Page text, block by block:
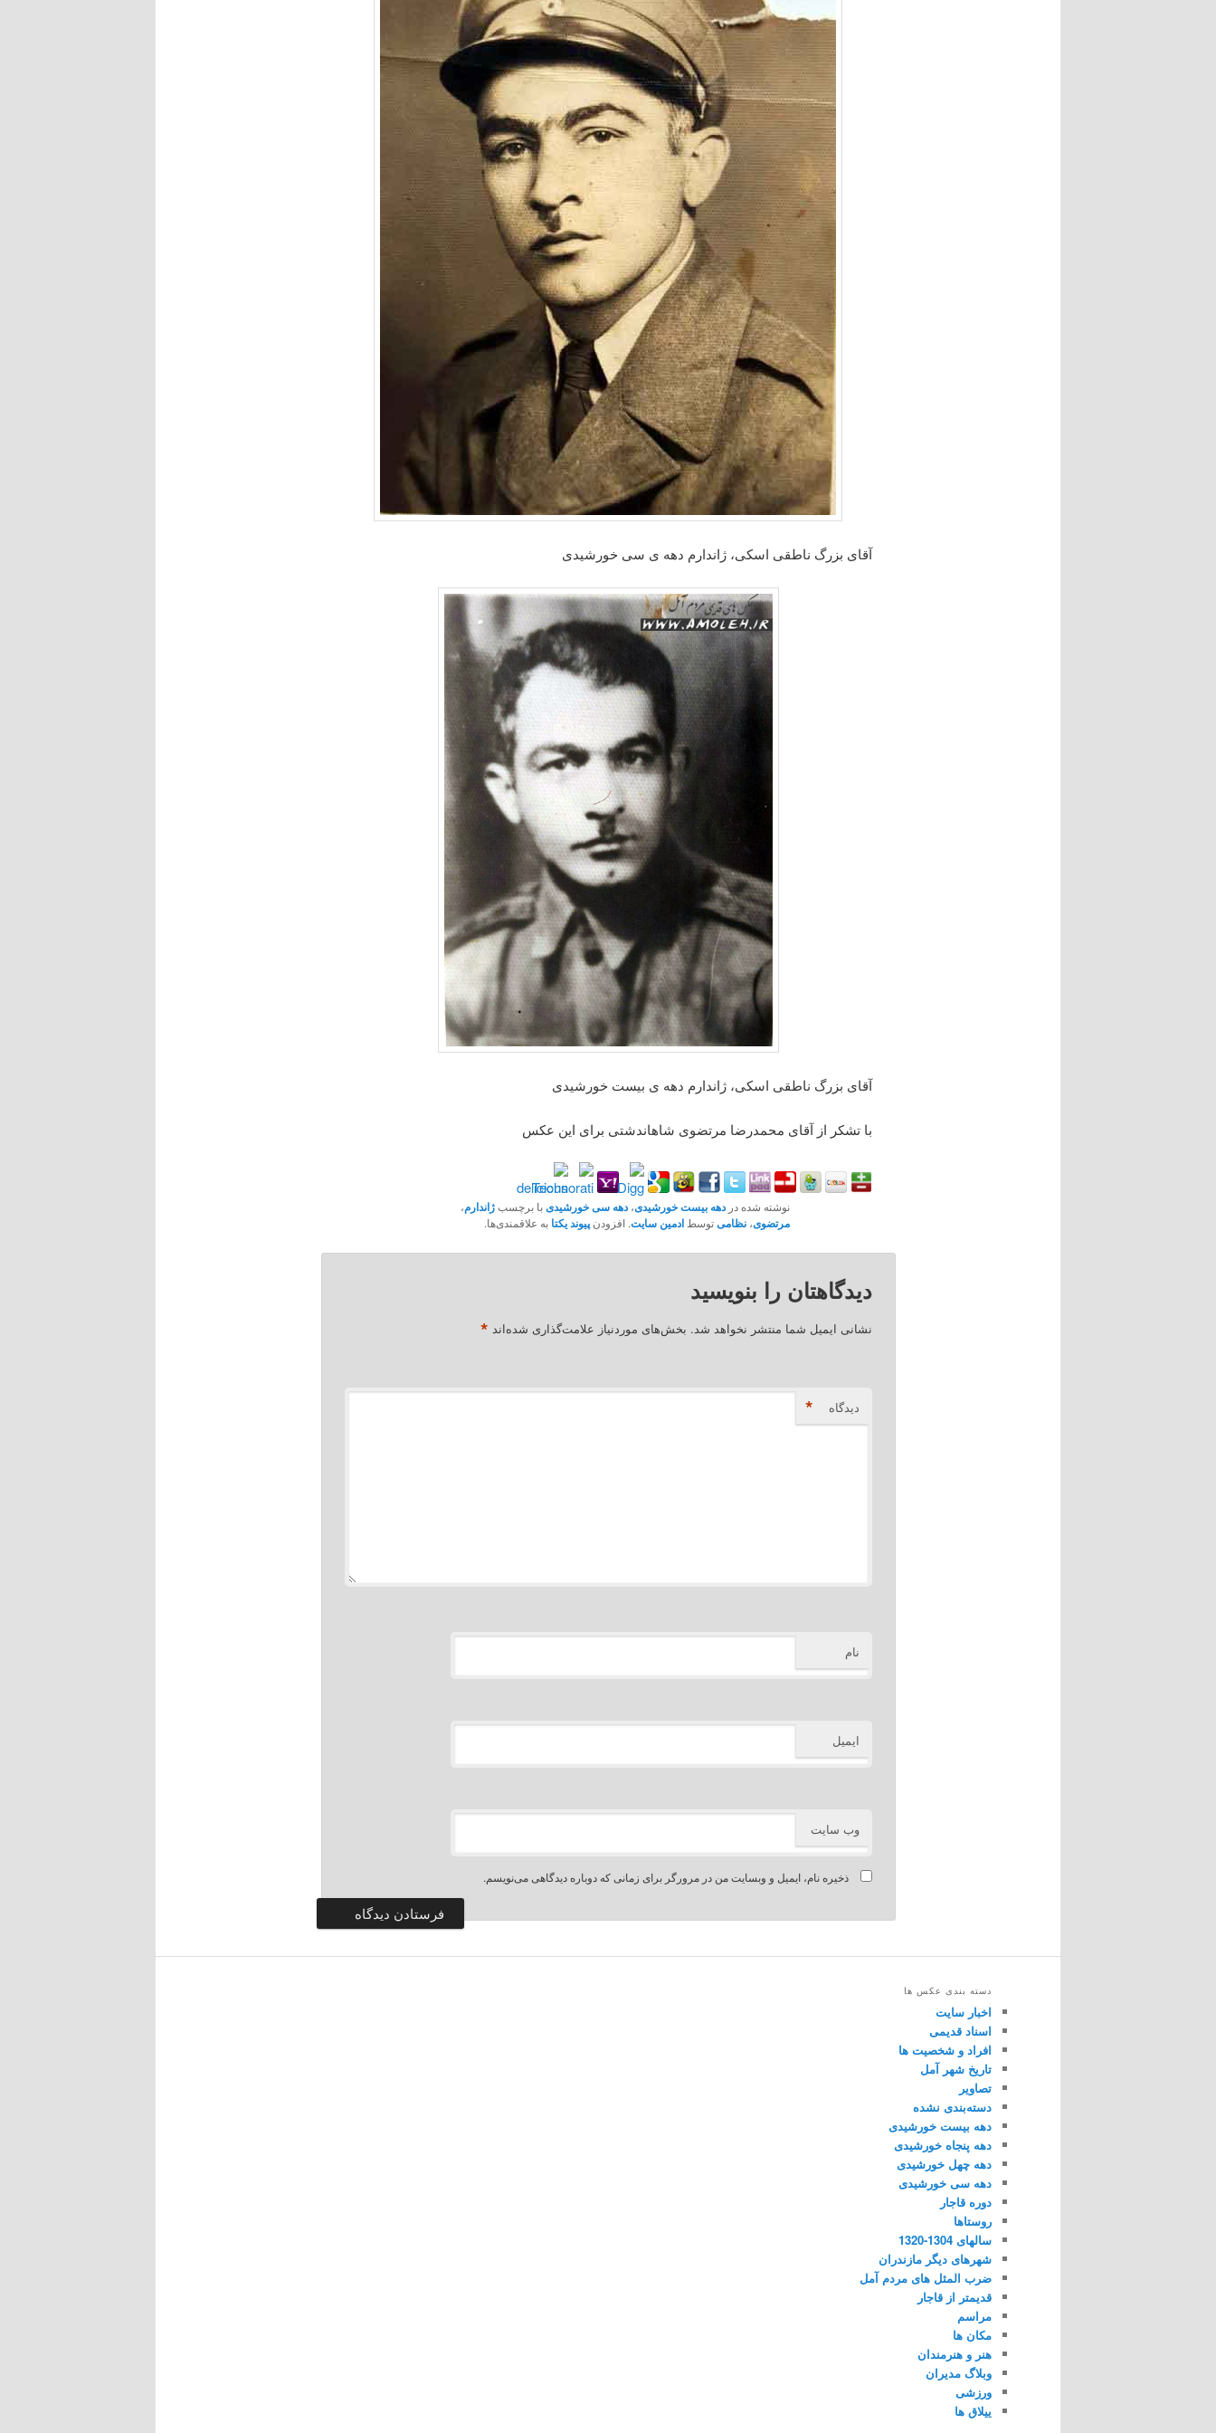
آقای بزرگ ناطقی اسکی، ژاندارم دهه ی سی خورشیدی
آقای بزرگ ناطقی اسکی، ژاندارم دهه ی بیست خورشیدی
با تشکر از آقای محمدرضا مرتضوی شاهاندشتی برای این عکس
نوشته شده دردهه بیست خورشیدی،دهه سی خورشیدیبا برچسبژاندارم،
مرتضوی، نظامیتوسط ادمین سایت. افزودن پیوند یکتا به علاقمندی‌ها.
دیدگاهتان را بنویسید
نشانی ایمیل شما منتشر نخواهد شد. بخش‌های موردنیاز علامت‌گذاری شده‌اند *
دیدگاه *
نام
ایمیل
وب‌ سایت
ذخیره نام، ایمیل و وبسایت من در مرورگر برای زمانی که دوباره دیدگاهی می‌نویسم.
دسته بندی عکس ها
اخبار سایت
اسناد قدیمی
افراد و شخصیت ها
تاریخ شهر آمل
تصاویر
دسته‌بندی نشده
دهه بیست خورشیدی
دهه پنجاه خورشیدی
دهه چهل خورشیدی
دهه سی خورشیدی
دوره قاجار
روستاها
سالهای 1304-1320
شهرهای دیگر مازندران
ضرب المثل های مردم آمل
قدیمتر از قاجار
مراسم
مکان ها
هنر و هنرمندان
وبلاگ مدیران
ورزشی
ییلاق ها